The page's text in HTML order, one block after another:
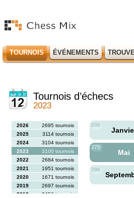
TOURNOIS ÉVÉNEMENTS
Tournois d’échecs
2023
2026
2695 tournois
2025
3114 tournois
2024
3104 tournois
2023
3100 tournois
2022
2684 tournois
2021
1951 tournois
2020
1671 tournois
2019
2697 tournois
2018
2456 tournois
200
275
Mai
296